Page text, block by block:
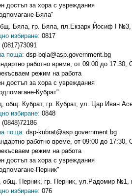
достъп за хора с увреждания
Бяла"
Бяла, гр. Бяла, пл.Екзарх Йосиф I №3,
избиране: 0817
(0817)73091
поща: dsp-bqla@asp.government.bg
работно време, от 09:00 до
режим на работа
достъп за хора с увреждания
Кубрат"
общ. Кубрат, гр. Кубрат, ул. Цар Иван
избиране: 0848
(0848)72186
поща: dsp-kubrat@asp.government.bg
работно време, от 09:00 до
режим на работа
достъп за хора с увреждания
Перник"
общ. Перник, гр. Перник, ул.Радомир №1,
избиране: 076